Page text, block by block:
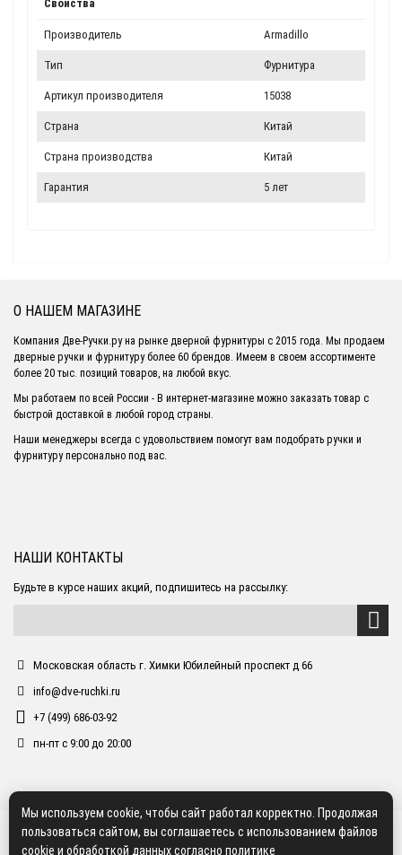
Свойства
Производитель Armadillo
Тип Фурнитура
Артикул производителя 15038
Страна Китай
Страна производства Китай
Гарантия 5 лет
О НАШЕМ МАГАЗИНЕ
Компания Две-Ручки.ру на рынке дверной фурнитуры с 2015 года. Мы продаем
дверные ручки и фурнитуру более 60 брендов. Имеем в своем ассортименте
более 20 тыс. позиций товаров, на любой вкус.
Мы работаем по всей России - В интернет-магазине можно заказать товар с
быстрой доставкой в любой город страны.
Наши менеджеры всегда с удовольствием помогут вам подобрать ручки и
фурнитуру персонально под вас.
НАШИ КОНТАКТЫ
Будьте в курсе наших акций, подпишитесь на рассылку:
Московская область г. Химки Юбилейный проспект д 66
info@dve-ruchki.ru
+7 (499) 686-03-92
пн-пт с 9:00 до 20:00
Мы используем cookie, чтобы сайт работал корректно. Продолжая
пользоваться сайтом, вы соглашаетесь с использованием файлов
cookie и обработкой данных согласно политике